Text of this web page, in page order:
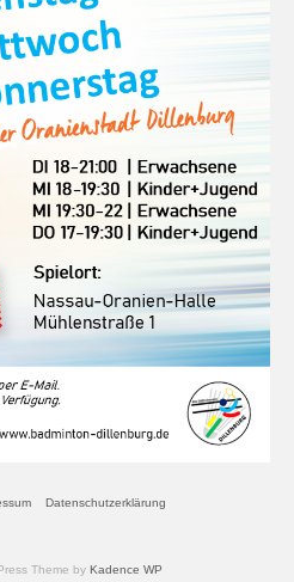
Datenschutzerklärung
Theme by Kadence WP